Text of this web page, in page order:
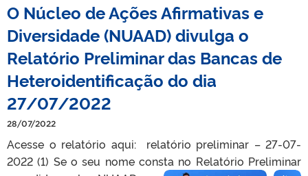
O Núcleo de Ações Afirmativas e
Diversidade (NUAAD) divulga o
Relatório Preliminar das Bancas de
Heteroidentificação do dia
27/07/2022
28/07/2022
Acesse o relatório aqui: relatório preliminar – 27-07-
2022 (1) Se o seu nome consta no Relatório Preliminar